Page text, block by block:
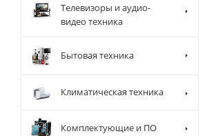
Телевизоры и аудио-
видео техника
Бытовая техника
Климатическая техника
Комплектующие и ПО